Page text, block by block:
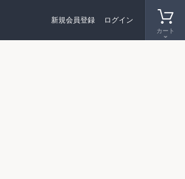
カート
新規会員登録 ログイン